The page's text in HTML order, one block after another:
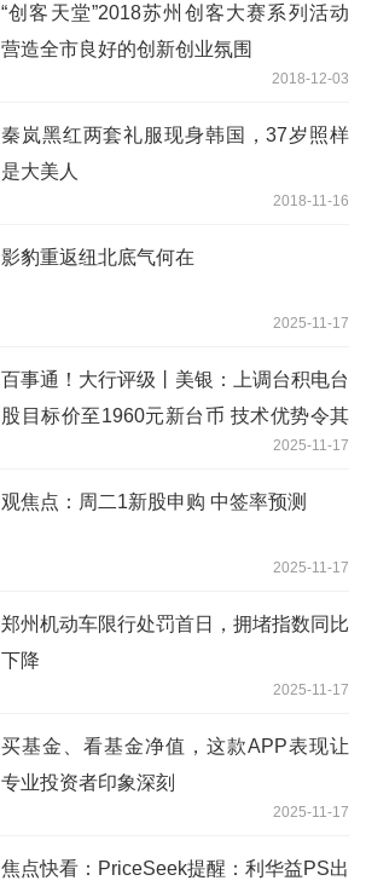
“创客天堂”2018苏州创客大赛系列活动
营造全市良好的创新创业氛围
2018-12-03
秦岚黑红两套礼服现身韩国，37岁照样
是大美人
2018-11-16
影豹重返纽北底气何在
2025-11-17
百事通！大行评级丨美银：上调台积电台
股目标价至1960元新台币 技术优势令其
2025-11-17
观焦点：周二1新股申购 中签率预测
2025-11-17
郑州机动车限行处罚首日，拥堵指数同比
下降
2025-11-17
买基金、看基金净值，这款APP表现让
专业投资者印象深刻
2025-11-17
焦点快看：PriceSeek提醒：利华益PS出